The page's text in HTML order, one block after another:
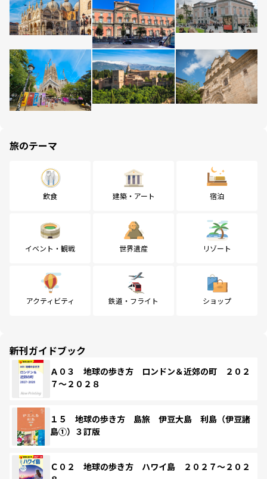
旅のテーマ
飲食 建築・アート 宿泊
イベント・観戦 世界遺産 リゾート
アクティビティ 鉄道・フライト ショップ
新刊ガイドブック
Ａ０３ 地球の歩き方 ロンドン＆近郊の町 ２０２
７～２０２８
１５ 地球の歩き方 島旅 伊豆大島 利島（伊豆諸
島①）３訂版
Ｃ０２ 地球の歩き方 ハワイ島 ２０２７～２０２